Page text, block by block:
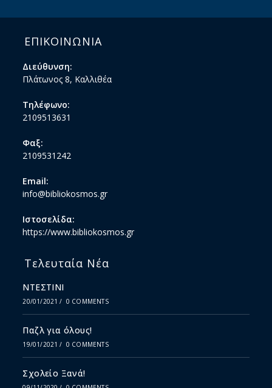
ΕΠΙΚΟΙΝΩΝΙΑ
Διεύθυνση:
Πλάτωνος 8, Καλλιθέα
Τηλέφωνο:
2109513631
Φαξ:
2109531242
Email:
info@bibliokosmos.gr
Ιστοσελίδα:
https://www.bibliokosmos.gr
Τελευταία Νέα
ΝΤΕΣΤΙΝΙ
20/01/2021 / 0 COMMENTS
Παζλ για όλους!
19/01/2021 / 0 COMMENTS
Σχολείο Ξανά!